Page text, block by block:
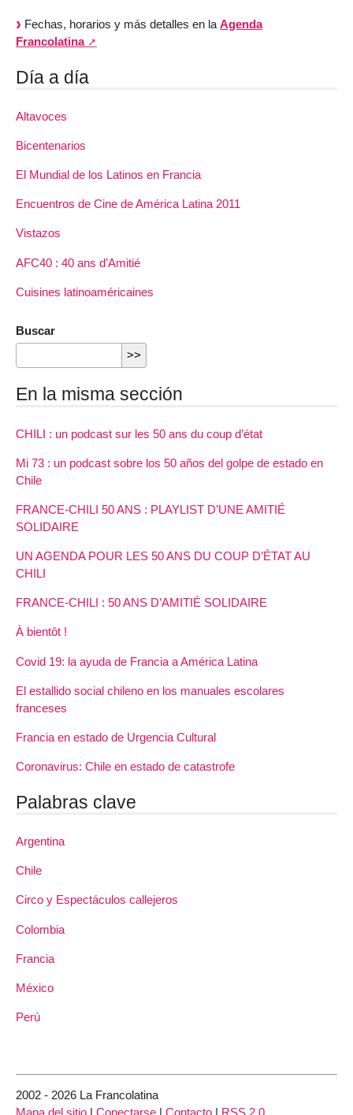
Fechas, horarios y más detalles en la Agenda
Francolatina
Día a día
Altavoces
Bicentenarios
El Mundial de los Latinos en Francia
Encuentros de Cine de América Latina 2011
Vistazos
AFC40 : 40 ans d’Amitié
Cuisines latinoaméricaines
Buscar
En la misma sección
CHILI : un podcast sur les 50 ans du coup d’état
Mi 73 : un podcast sobre los 50 años del golpe de estado en
Chile
FRANCE-CHILI 50 ANS : PLAYLIST D’UNE AMITIÉ
SOLIDAIRE
UN AGENDA POUR LES 50 ANS DU COUP D’ÉTAT AU
CHILI
FRANCE-CHILI : 50 ANS D’AMITIÉ SOLIDAIRE
À bientôt !
Covid 19: la ayuda de Francia a América Latina
El estallido social chileno en los manuales escolares
franceses
Francia en estado de Urgencia Cultural
Coronavirus: Chile en estado de catastrofe
Palabras clave
Argentina
Chile
Circo y Espectáculos callejeros
Colombia
Francia
México
Perú
2002 - 2026 La Francolatina